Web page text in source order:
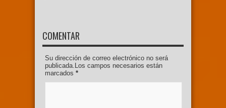
COMENTAR
Su dirección de correo electrónico no será
publicada.Los campos necesarios están
marcados *